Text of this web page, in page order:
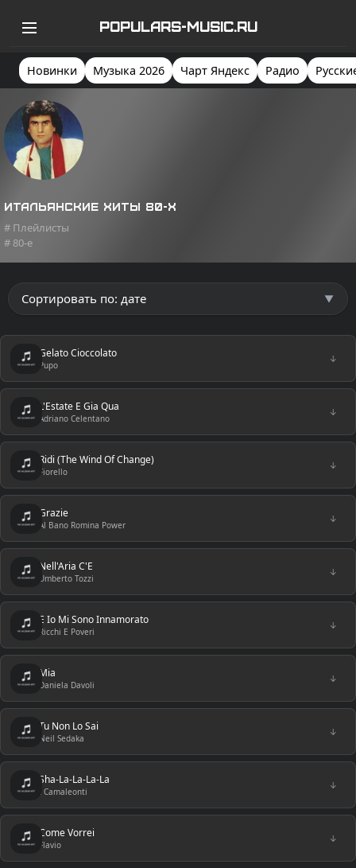
POPULARS-MUSIC.RU
Новинки Музыка 2026 Чарт Яндекс Радио
Итальянские хиты 80-х
# Плейлисты
# 80-e
Gelato Cioccolato
Pupo
↓
L'Estate E Gia Qua
Adriano Celentano
↓
Ridi (The Wind Of Change)
Fiorello
↓
Grazie
Al Bano Romina Power
↓
Nell'Aria C'E
Umberto Tozzi
↓
E Io Mi Sono Innamorato
Ricchi E Poveri
↓
Mia
Daniela Davoli
↓
Tu Non Lo Sai
Neil Sedaka
↓
Sha-La-La-La-La
I Camaleonti
↓
Come Vorrei
Flavio
↓